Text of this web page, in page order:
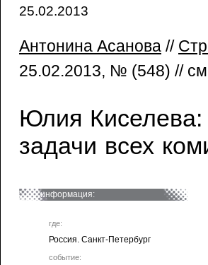
25.02.2013
Антонина Асанова //
25.02.2013, № (548) //
Юлия Киселева:
задачи всех
информация:
где:
Россия. Санкт-Петербург
событие: